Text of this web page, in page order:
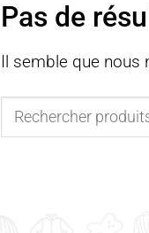
Pas de
Il semble que